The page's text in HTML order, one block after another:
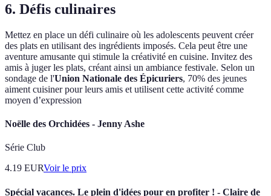
6. Défis culinaires
Mettez en place un défi culinaire où les adolescents peuvent créer
des plats en utilisant des ingrédients imposés. Cela peut être une
aventure amusante qui stimule la créativité en cuisine. Invitez des
amis à juger les plats, créant ainsi un ambiance festivale. Selon un
sondage de l'Union Nationale des Épicuriers, 70% des jeunes
aiment cuisiner pour leurs amis et utilisent cette activité comme
moyen d’expression
Noëlle des Orchidées - Jenny Ashe
Série Club
4.19 EURVoir le prix
Spécial vacances. Le plein d'idées pour en profiter ! - Claire de